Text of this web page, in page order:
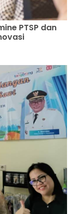
PTSP dan